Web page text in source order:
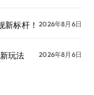
新标杆！ 2026年8月6日
玩法 2026年8月6日